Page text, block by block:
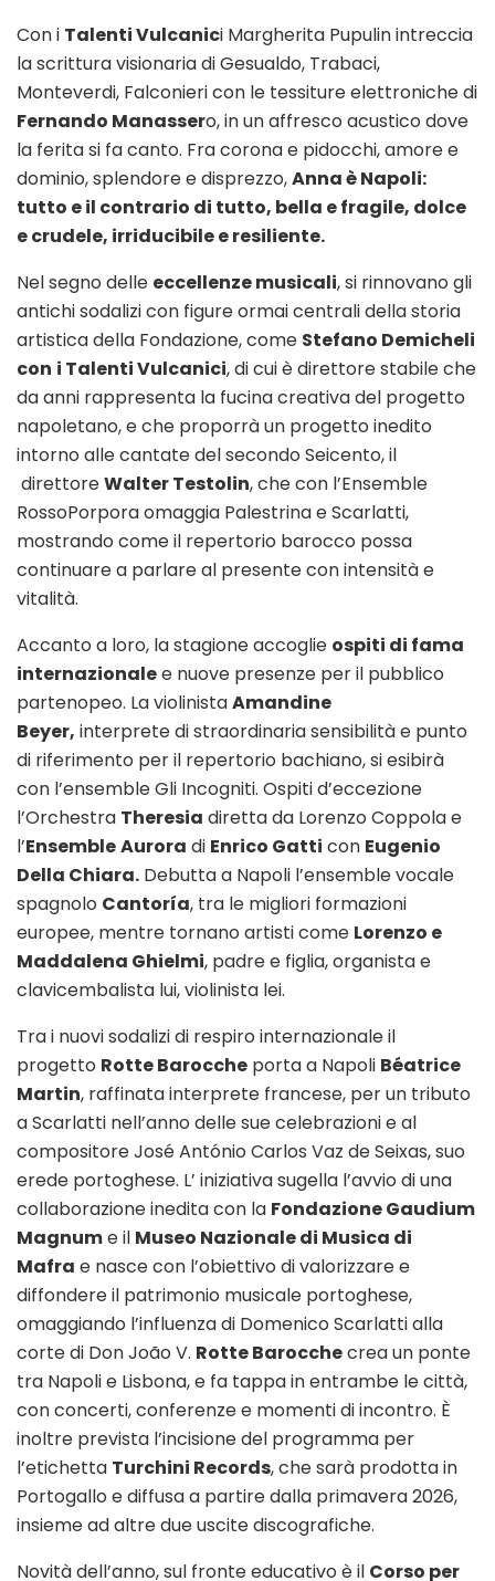
Con i Talenti Vulcanici Margherita Pupulin intreccia
la scrittura visionaria di Gesualdo, Trabaci,
Monteverdi, Falconieri con le tessiture elettroniche di
Fernando Manassero, in un affresco acustico dove
la ferita si fa canto. Fra corona e pidocchi, amore e
dominio, splendore e disprezzo,Anna è Napoli:
tutto e il contrario di tutto, bella e fragile, dolce
e crudele, irriducibile e resiliente.
Nel segno delle eccellenze musicali, si rinnovano gli
antichi sodalizi con figure ormai centrali della storia
artistica della Fondazione, come Stefano Demicheli
con i Talenti Vulcanici, di cui è direttore stabile che
da anni rappresenta la fucina creativa del progetto
napoletano, e che proporrà un progetto inedito
intorno alle cantate del secondo Seicento, il
direttoreWalter Testolin, che con l’Ensemble
RossoPorpora omaggia Palestrina e Scarlatti,
mostrando come il repertorio barocco possa
continuare a parlare al presente con intensità e
vitalità.
Accanto a loro, la stagione accoglie ospiti di fama
internazionalee nuove presenze per il pubblico
partenopeo. La violinistaAmandine
Beyer, interprete di straordinaria sensibilità e punto
di riferimento per il repertorio bachiano, si esibirà
con l’ensemble Gli Incogniti. Ospiti d’eccezione
l’Orchestra Theresia diretta da Lorenzo Coppola e
l’EnsembleAurora di Enrico Gatti con Eugenio
Della Chiara. Debutta a Napoli l’ensemble vocale
spagnolo Cantoría, tra le migliori formazioni
europee, mentre tornano artisti come Lorenzo e
Maddalena Ghielmi, padre e figlia, organista e
clavicembalista lui, violinista lei.
Tra i nuovi sodalizi di respiro internazionale il
progetto Rotte Barocche porta a Napoli Béatrice
Martin, raffinata interprete francese, per un tributo
a Scarlatti nell’anno delle sue celebrazioni e al
compositore José António Carlos Vaz de Seixas, suo
erede portoghese. L’ iniziativa sugella l’avvio di una
collaborazione inedita con la Fondazione Gaudium
Magnume il Museo Nazionale di Musica di
Mafra e nasce con l’obiettivo di valorizzare e
diffondere il patrimonio musicale portoghese,
omaggiando l’influenza di Domenico Scarlatti alla
corte di Don João V. Rotte Barocchecrea un ponte
tra Napoli e Lisbona, e fa tappa in entrambe le città,
con concerti, conferenze e momenti di incontro. È
inoltre prevista l’incisione del programma per
l’etichetta Turchini Records, che sarà prodotta in
Portogallo e diffusa a partire dalla primavera 2026,
insieme ad altre due uscite discografiche.
Novità dell’anno, sul fronte educativo è il Corso per